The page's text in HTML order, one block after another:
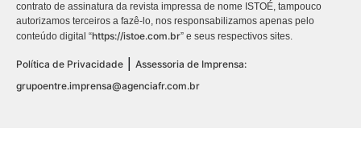
contrato de assinatura da revista impressa de nome ISTOÉ, tampouco
autorizamos terceiros a fazê-lo, nos responsabilizamos apenas pelo
conteúdo digital “https://istoe.com.br” e seus respectivos sites.
Política de Privacidade
Assessoria de Imprensa:
grupoentre.imprensa@agenciafr.com.br